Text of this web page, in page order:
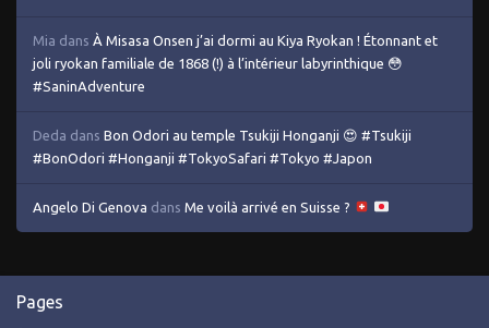
Mia dans À Misasa Onsen j’ai dormi au Kiya Ryokan ! Étonnant et
joli ryokan familiale de 1868 (!) à l’intérieur labyrinthique 😳
#SaninAdventure
Deda dans Bon Odori au temple Tsukiji Honganji 😍 #Tsukiji
#BonOdori #Honganji #TokyoSafari #Tokyo #Japon
Angelo Di Genova dans Me voilà arrivé en Suisse ?
Pages